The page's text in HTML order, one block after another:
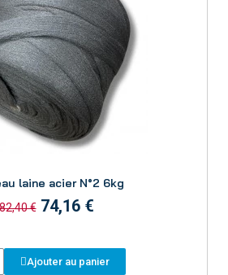
laine acier N°2 6kg
€ 74,16 €
Ajouter au panier